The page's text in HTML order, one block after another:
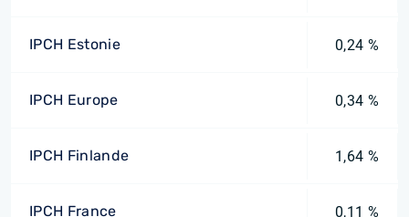
IPCH Estonie 0,24 %
IPCH Europe 0,34 %
IPCH Finlande 1,64 %
IPCH France 0,11 %